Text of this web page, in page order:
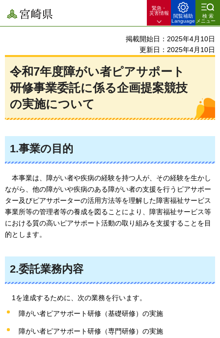
宮崎県
緊急・
災害情報
閲覧補助
Language
検索
メニュー
掲載開始日：2025年4月10日
更新日：2025年4月10日
令和7年度障がい者ピアサポート
研修事業委託に係る企画提案競技
の実施について
1.事業の目的
本事業は、障がい者や疾病の経験を持つ人が、その経験を生かし
ながら、他の障がいや疾病のある障がい者の支援を行うピアサポー
ター及びピアサポーターの活用方法等を理解した障害福祉サービス
事業所等の管理者等の養成を図ることにより、障害福祉サービス等
における質の高いピアサポート活動の取り組みを支援することを目
的とします。
2.委託業務内容
1を達成するために、 次の業務を行います。
障がい者ピアサポート研修（基礎研修）の実施
障がい者ピアサポート研修（専門研修）の実施